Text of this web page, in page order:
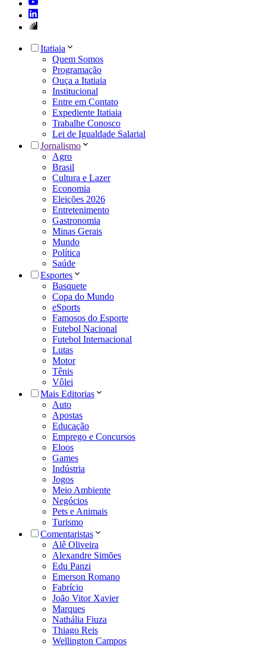
Itatiaia
Quem Somos
Programação
Ouça a Itatiaia
Institucional
Entre em Contato
Expediente Itatiaia
Trabalhe Conosco
Lei de Igualdade Salarial
Jornalismo
Agro
Brasil
Cultura e Lazer
Economia
Eleições 2026
Entretenimento
Gastronomia
Minas Gerais
Mundo
Política
Saúde
Esportes
Basquete
Copa do Mundo
eSports
Famosos do Esporte
Futebol Nacional
Futebol Internacional
Lutas
Motor
Tênis
Vôlei
Mais Editorias
Auto
Apostas
Educação
Emprego e Concursos
Eloos
Games
Indústria
Jogos
Meio Ambiente
Negócios
Pets e Animais
Turismo
Comentaristas
Alê Oliveira
Alexandre Simões
Edu Panzi
Emerson Romano
Fabrício
João Vitor Xavier
Marques
Nathália Fiuza
Thiago Reis
Wellington Campos